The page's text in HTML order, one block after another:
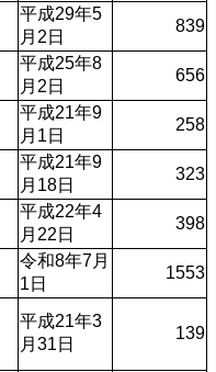
平成29年5
月2日
839
平成25年8
月2日
656
平成21年9
月1日
258
平成21年9
月18日
323
平成22年4
月22日
398
令和8年7月
1日
1553
平成21年3
月31日
139